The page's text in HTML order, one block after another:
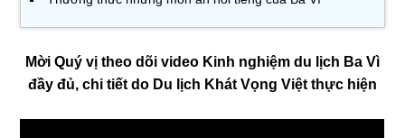
Mời Quý vị theo dõi video Kinh nghiệm du lịch Ba Vì
đầy đủ, chi tiết do Du lịch Khát Vọng Việt thực hiện